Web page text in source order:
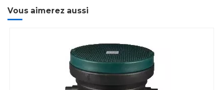
Vous aimerez aussi